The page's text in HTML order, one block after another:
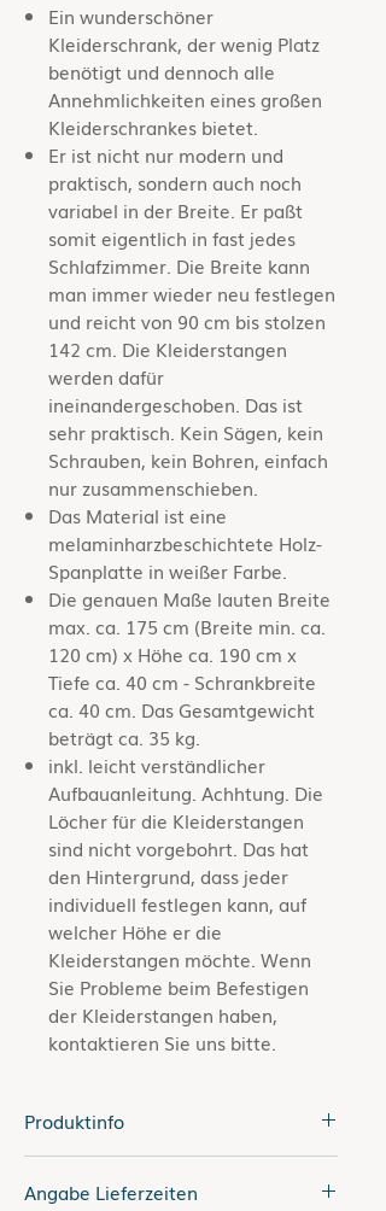
Ein wunderschöner
Kleiderschrank, der wenig Platz
benötigt und dennoch alle
Annehmlichkeiten eines großen
Kleiderschrankes bietet.
Er ist nicht nur modern und
praktisch, sondern auch noch
variabel in der Breite. Er paßt
somit eigentlich in fast jedes
Schlafzimmer. Die Breite kann
man immer wieder neu festlegen
und reicht von 90 cm bis stolzen
142 cm. Die Kleiderstangen
werden dafür
ineinandergeschoben. Das ist
sehr praktisch. Kein Sägen, kein
Schrauben, kein Bohren, einfach
nur zusammenschieben.
Das Material ist eine
melaminharzbeschichtete Holz-
Spanplatte in weißer Farbe.
Die genauen Maße lauten Breite
max. ca. 175 cm (Breite min. ca.
120 cm) x Höhe ca. 190 cm x
Tiefe ca. 40 cm - Schrankbreite
ca. 40 cm. Das Gesamtgewicht
beträgt ca. 35 kg.
inkl. leicht verständlicher
Aufbauanleitung. Achhtung. Die
Löcher für die Kleiderstangen
sind nicht vorgebohrt. Das hat
den Hintergrund, dass jeder
individuell festlegen kann, auf
welcher Höhe er die
Kleiderstangen möchte. Wenn
Sie Probleme beim Befestigen
der Kleiderstangen haben,
kontaktieren Sie uns bitte.
Produktinfo
Farbe
Angabe Lieferzeiten